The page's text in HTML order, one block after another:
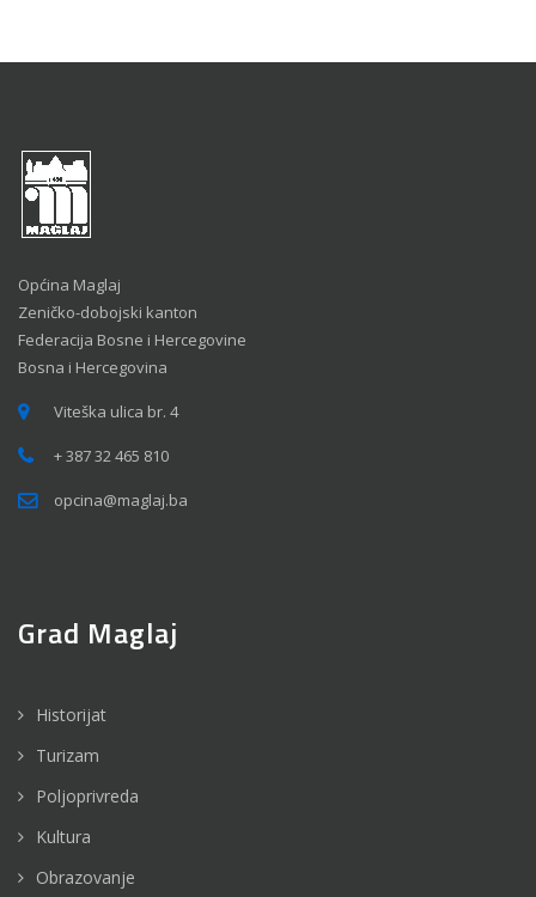
Općina Maglaj
Zeničko-dobojski kanton
Federacija Bosne i Hercegovine
Bosna i Hercegovina
Viteška ulica br. 4
+ 387 32 465 810
opcina@maglaj.ba
Grad Maglaj
Historijat
Turizam
Poljoprivreda
Kultura
Obrazovanje